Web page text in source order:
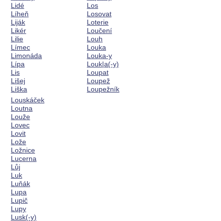
Lidé
Líheň
Liják
Likér
Lilie
Límec
Limonáda
Lípa
Lis
Lišej
Liška
Los
Losovat
Loterie
Loučení
Louh
Louka
Louka-y
Louk|a(-y)
Loupat
Loupež
Loupežník
Louskáček
Loutna
Louže
Lovec
Lovit
Lože
Ložnice
Lucerna
Lůj
Luk
Luňák
Lupa
Lupič
Lupy
Lusk(-y)